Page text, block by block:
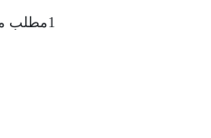
1مطلب موجود می باشد.